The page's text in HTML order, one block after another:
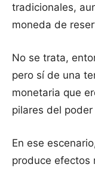
tradicionales,
moneda de
No se trata,
pero sí de una
monetaria que
pilares del
En ese
produce efectos